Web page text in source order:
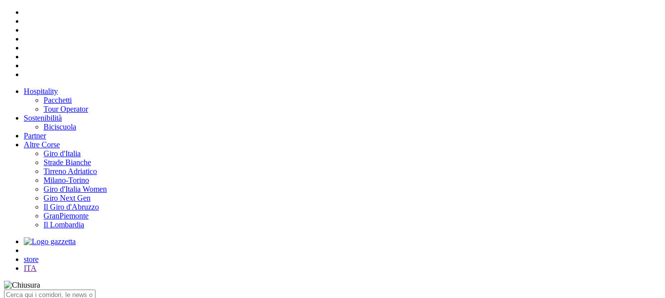
Hospitality
Pacchetti
Tour Operator
Sostenibilità
Biciscuola
Partner
Altre Corse
Giro d'Italia
Strade Bianche
Tirreno Adriatico
Milano-Torino
Giro d'Italia Women
Giro Next Gen
Il Giro d'Abruzzo
GranPiemonte
Il Lombardia
store
ITA